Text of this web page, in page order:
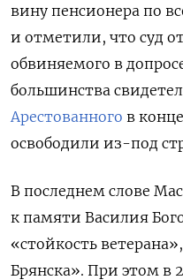
вину пенсионера по
и отметили, что суд
обвиняемого в
большинства
Арестованного в
освободили из-под
В последнем слове
к памяти Василия
«стойкость
Брянска». При этом в